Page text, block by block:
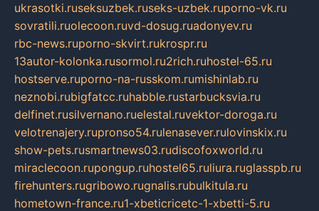
ukrasotki.ruseksuzbek.ruseks-uzbek.ruporno-vk.ru
sovratili.ruolecoon.ruvd-dosug.ruadonyev.ru
rbc-news.ruporno-skvirt.rukrospr.ru
13autor-kolonka.rusormol.ru2rich.ruhostel-65.ru
hostserve.ruporno-na-russkom.rumishinlab.ru
neznobi.rubigfatcc.ruhabble.rustarbucksvia.ru
delfinet.rusilvernano.ruelestal.ruvektor-doroga.ru
velotrenajery.rupronso54.rulenasever.rulovinskix.ru
show-pets.rusmartnews03.rudiscofoxworld.ru
miraclecoon.rupongup.ruhostel65.ruliura.ruglasspb.ru
firehunters.rugribowo.rugnalis.rubulkitula.ru
hometown-france.ru1-xbeticricetc-1-xbetti-5.ru